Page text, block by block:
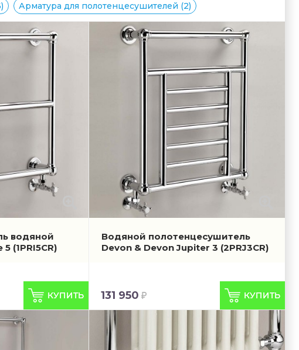
Арматура для полотенцесушителей (2)
водяной
5 (1PRI5CR)
Водяной полотенцесушитель
Devon & Devon Jupiter 3 (2PRJ3CR)
131 950